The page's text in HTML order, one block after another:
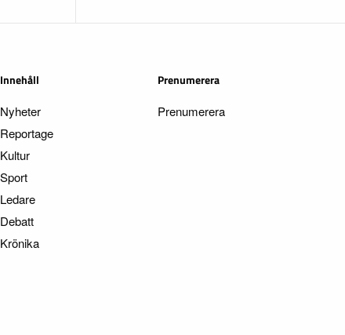
Innehåll
Nyheter
Reportage
Kultur
Sport
Ledare
Debatt
Krönika
Prenumerera
Prenumerera